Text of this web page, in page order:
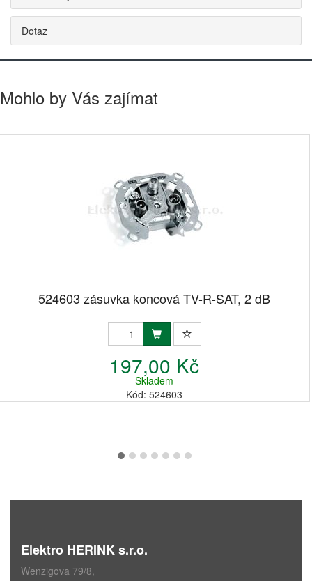
Dotaz
Mohlo by Vás zajímat
524603 zásuvka koncová TV-R-SAT, 2 dB
197,00 Kč
Skladem
Kód: 524603
Elektro HERINK s.r.o.
Wenzigova 79/8,